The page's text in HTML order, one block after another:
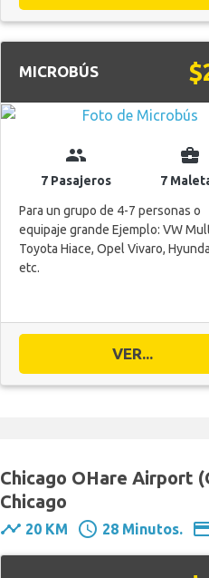
MICROBÚS
group
7 Pasajeros
business_center
7
Para un grupo de 4-7 personas o
equipaje grande Ejemplo: VW
Toyota Hiace, Opel Vivaro,
etc.
VER...
Chicago OHare Airport
Chicago
timeline 20 KM schedule 28 Minutos.